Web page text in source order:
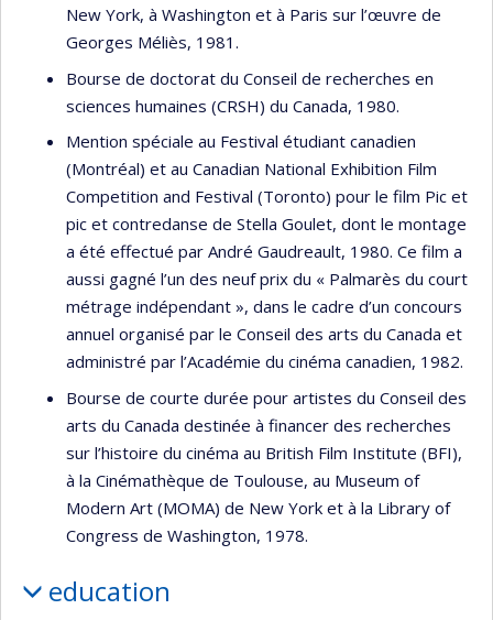
New York, à Washington et à Paris sur l’œuvre de
Georges Méliès, 1981.
Bourse de doctorat du Conseil de recherches en
sciences humaines (CRSH) du Canada, 1980.
Mention spéciale au Festival étudiant canadien
(Montréal) et au Canadian National Exhibition Film
Competition and Festival (Toronto) pour le film Pic et
pic et contredanse de Stella Goulet, dont le montage
a été effectué par André Gaudreault, 1980. Ce film a
aussi gagné l’un des neuf prix du « Palmarès du court
métrage indépendant », dans le cadre d’un concours
annuel organisé par le Conseil des arts du Canada et
administré par l’Académie du cinéma canadien, 1982.
Bourse de courte durée pour artistes du Conseil des
arts du Canada destinée à financer des recherches
sur l’histoire du cinéma au British Film Institute (BFI),
à la Cinémathèque de Toulouse, au Museum of
Modern Art (MOMA) de New York et à la Library of
Congress de Washington, 1978.
education